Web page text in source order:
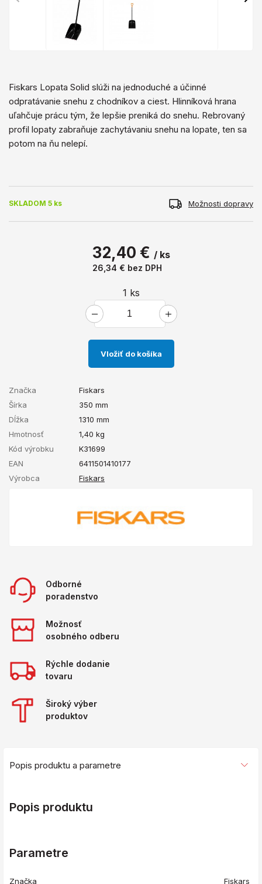
Fiskars Lopata Solid slúži na jednoduché a účinné
odpratávanie snehu z chodníkov a ciest. Hlinníková hrana
uľahčuje prácu tým, že lepšie preniká do snehu. Rebrovaný
profil lopaty zabraňuje zachytávaniu snehu na lopate, ten sa
potom na ňu nelepí.
SKLADOM 5 ks Možnosti dopravy
32,40 € / ks
26,34 € bez DPH
1 ks
Vložiť do košíka
Značka
Fiskars
Šírka
350 mm
Dĺžka
1310 mm
Hmotnosť
1,40 kg
Kód výrobku
K31699
EAN
6411501410177
Výrobca
Fiskars
Odborné
poradenstvo
Možnosť
osobného odberu
Rýchle dodanie
tovaru
Široký výber
produktov
Popis produktu a parametre
Popis produktu
Parametre
Značka Fiskars